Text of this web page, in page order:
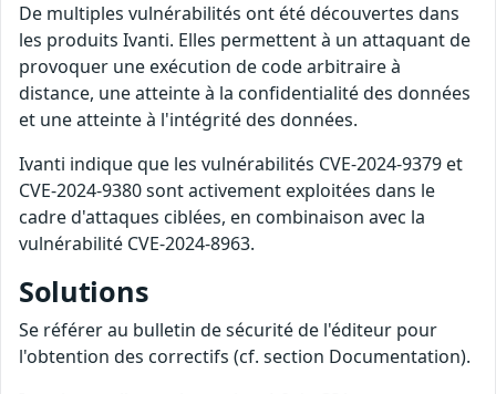
De multiples vulnérabilités ont été découvertes dans
les produits Ivanti. Elles permettent à un attaquant de
provoquer une exécution de code arbitraire à
distance, une atteinte à la confidentialité des données
et une atteinte à l'intégrité des données.
Ivanti indique que les vulnérabilités CVE-2024-9379 et
CVE-2024-9380 sont activement exploitées dans le
cadre d'attaques ciblées, en combinaison avec la
vulnérabilité CVE-2024-8963.
Solutions
Se référer au bulletin de sécurité de l'éditeur pour
l'obtention des correctifs (cf. section Documentation).